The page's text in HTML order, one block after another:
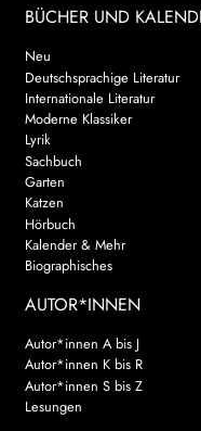
BÜCHER UND
Neu
Deutschsprachige Literatur
Internationale Literatur
Moderne Klassiker
Lyrik
Sachbuch
Garten
Katzen
Hörbuch
Kalender & Mehr
Biographisches
AUTOR*INNEN
Autor*innen A bis J
Autor*innen K bis R
Autor*innen S bis Z
Lesungen